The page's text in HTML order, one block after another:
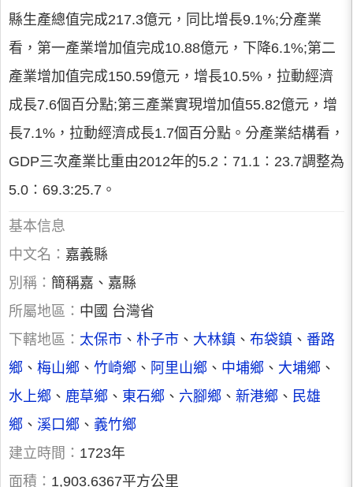
縣生產總值完成217.3億元，同比增長9.1%;分產業
看，第一產業增加值完成10.88億元，下降6.1%;第二
產業增加值完成150.59億元，增長10.5%，拉動經濟
成長7.6個百分點;第三產業實現增加值55.82億元，增
長7.1%，拉動經濟成長1.7個百分點。分產業結構看，
GDP三次產業比重由2012年的5.2∶71.1∶23.7調整為
5.0∶69.3:25.7。
基本信息
中文名： 嘉義縣
別稱： 簡稱嘉、嘉縣
所屬地區： 中國 台灣省
下轄地區： 太保市 、 朴子市 、 大林鎮 、 布袋鎮 、 番路
鄉 、 梅山鄉 、 竹崎鄉 、 阿里山鄉 、 中埔鄉 、 大埔鄉 、
水上鄉 、 鹿草鄉 、 東石鄉 、 六腳鄉 、 新港鄉 、 民雄
鄉 、 溪口鄉 、 義竹鄉
建立時間： 1723年
面積： 1,903.6367平方公里